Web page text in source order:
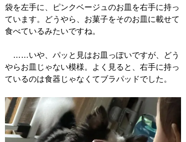
袋を左手に、ピンクベージュのお皿を右手に持っ
ています。どうやら、お菓子をそのお皿に載せて
食べているみたいですね。
……いや、パッと見はお皿っぽいですが、どう
やらお皿じゃない模様。よく見ると、右手に持っ
ているのは食器じゃなくてブラパッドでした。